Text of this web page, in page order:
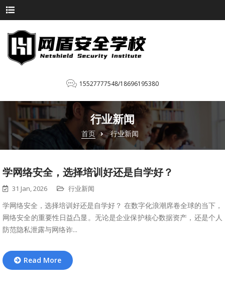
15527777548/18696195380
行业新闻
首页 行业新闻
学网络安全，选择培训好还是自学好？
31 Jan, 2026 行业新闻
学网络安全，选择培训好还是自学好？ 在数字化浪潮席卷全球的当下，
网络安全的重要性日益凸显。无论是企业保护核心数据资产，还是个人
防范隐私泄露与网络诈...
Read More